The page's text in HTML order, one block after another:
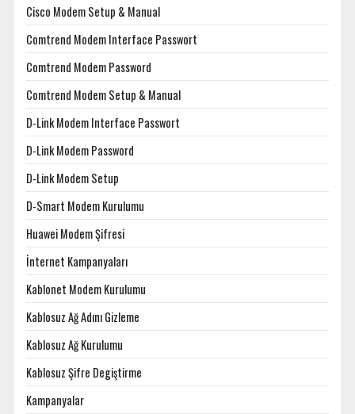
Cisco Modem Setup & Manual
Comtrend Modem Interface Passwort
Comtrend Modem Password
Comtrend Modem Setup & Manual
D-Link Modem Interface Passwort
D-Link Modem Password
D-Link Modem Setup
D-Smart Modem Kurulumu
Huawei Modem Şifresi
İnternet Kampanyaları
Kablonet Modem Kurulumu
Kablosuz Ağ Adını Gizleme
Kablosuz Ağ Kurulumu
Kablosuz Şifre Degiştirme
Kampanyalar